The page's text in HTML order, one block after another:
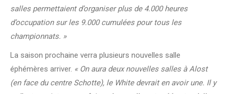
salles permettaient d’organiser plus de 4.000 heures
d’occupation sur les 9.000 cumulées pour tous les
championnats. »
La saison prochaine verra plusieurs nouvelles salle
éphémères arriver. « On aura deux nouvelles salles à Alost
(en face du centre Schotte), le White devrait en avoir une. Il y